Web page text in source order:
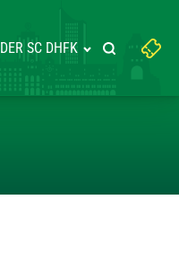
DER SC DHFK
Suchbegriff
eingeben:
Suche